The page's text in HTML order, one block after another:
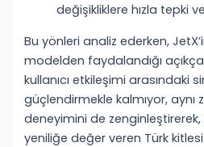
değişikliklere hızla tepki
Bu yönleri analiz ederken,
modelden faydalandığı
kullanıcı etkileşimi arasındaki
güçlendirmekle kalmıyor,
deneyimini de
yeniliğe değer veren Türk